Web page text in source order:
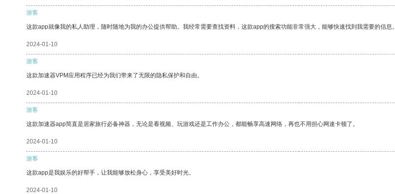
游客
这款app就像我的私人助理，随时随地为我的办公提供帮助。我经常需要查找资料，这款app的搜索功能非常强大，能够快速找到我需要的信息。
2024-01-10
游客
这款加速器VPM应用程序已经为我们带来了无限的隐私保护和自由。
2024-01-10
游客
这款加速器app简直是居家旅行必备神器，无论是看视频、玩游戏还是工作办公，都能畅享高速网络，再也不用担心网速卡顿了。
2024-01-10
游客
这款app是我娱乐的好帮手，让我能够放松身心，享受美好时光。
2024-01-10